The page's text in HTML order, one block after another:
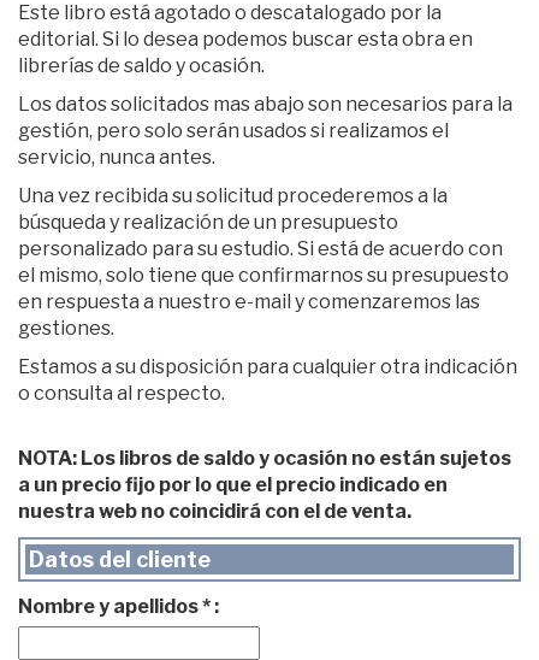
Este libro está agotado o descatalogado por la
editorial. Si lo desea podemos buscar esta obra en
librerías de saldo y ocasión.
Los datos solicitados mas abajo son necesarios para la
gestión, pero solo serán usados si realizamos el
servicio, nunca antes.
Una vez recibida su solicitud procederemos a la
búsqueda y realización de un presupuesto
personalizado para su estudio. Si está de acuerdo con
el mismo, solo tiene que confirmarnos su presupuesto
en respuesta a nuestro e-mail y comenzaremos las
gestiones.
Estamos a su disposición para cualquier otra indicación
o consulta al respecto.
NOTA: Los libros de saldo y ocasión no están sujetos
a un precio fijo por lo que el precio indicado en
nuestra web no coincidirá con el de venta.
Datos del cliente
Nombre y apellidos * :